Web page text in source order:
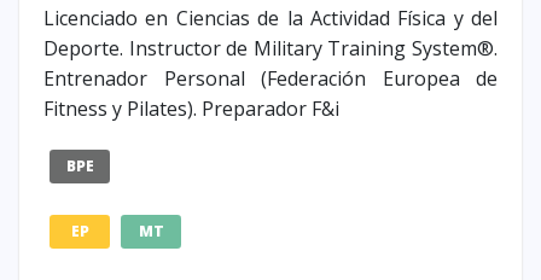
Licenciado en Ciencias de la Actividad Física y del
Deporte. Instructor de Military Training System®.
Entrenador Personal (Federación Europea de
Fitness y Pilates). Preparador F&i
BPE
EP MT